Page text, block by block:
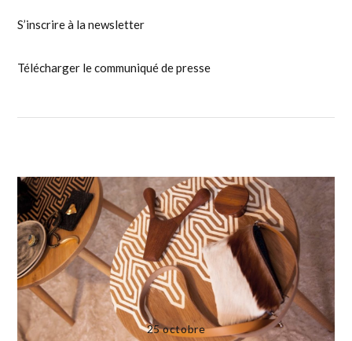
S’inscrire à la newsletter
Télécharger le communiqué de presse
25 octobre